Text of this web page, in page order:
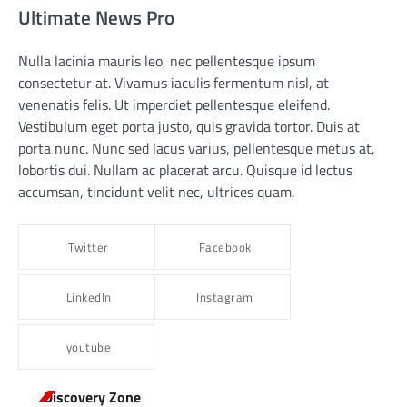
Ultimate News Pro
Nulla lacinia mauris leo, nec pellentesque ipsum
consectetur at. Vivamus iaculis fermentum nisl, at
venenatis felis. Ut imperdiet pellentesque eleifend.
Vestibulum eget porta justo, quis gravida tortor. Duis at
porta nunc. Nunc sed lacus varius, pellentesque metus at,
lobortis dui. Nullam ac placerat arcu. Quisque id lectus
accumsan, tincidunt velit nec, ultrices quam.
Twitter Facebook
LinkedIn Instagram
youtube
Discovery Zone